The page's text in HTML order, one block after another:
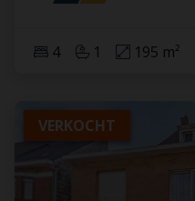
4 1 195 m²
VERKOCHT